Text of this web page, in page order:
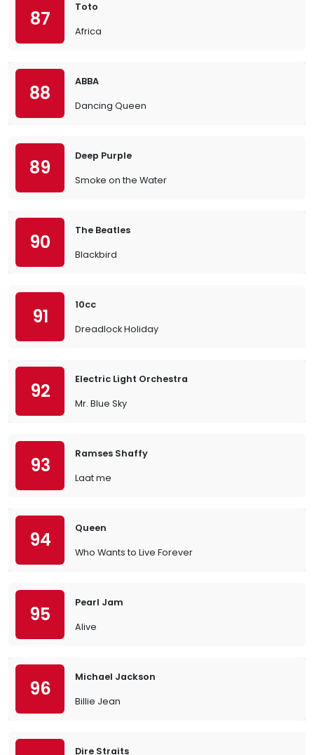
87
Toto
Africa
88
ABBA
Dancing Queen
89
Deep Purple
Smoke on the Water
90
The Beatles
Blackbird
91
10cc
Dreadlock Holiday
92
Electric Light Orchestra
Mr. Blue Sky
93
Ramses Shaffy
Laat me
94
Queen
Who Wants to Live Forever
95
Pearl Jam
Alive
96
Michael Jackson
Billie Jean
Dire Straits